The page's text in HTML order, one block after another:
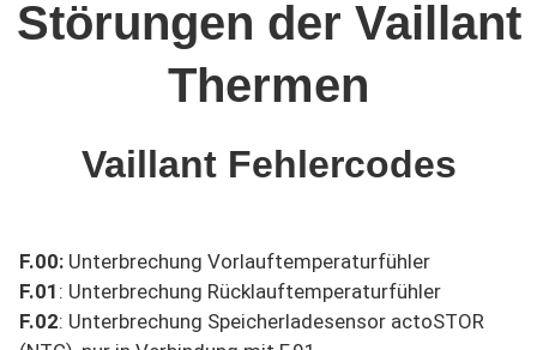
Störungen der Vaillant
Thermen
Vaillant Fehlercodes
F.00: Unterbrechung Vorlauftemperaturfühler
F.01 : Unterbrechung Rücklauftemperaturfühler
F.02: Unterbrechung Speicherladesensor actoSTOR